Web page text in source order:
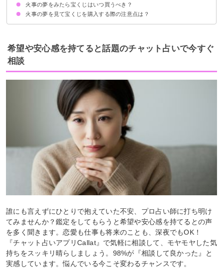
体験談①大きな家が激しく燃える夢
体験談②勢いのある炎が一軒家を燃やしている夢
火事の夢をみたら宝くじはいつ買うべき？
一般的には1週間以内に買う人が多い
当選者の83%は一週間以内に買っている
火事の夢を見て宝くじを購入する際の注意点は？
金運が下がるので夢の内容は人に話さない
希望や安心感を持てると話題のチャット占いで今すぐ
相談
誰にも言えずにひとりで抱えていた不安、プロ占い師に打ち明け
てみませんか？鑑定をしてもらうと希望や安心感を持てるとの声
を多く聞きます。恋愛も仕事も将来のことも、深夜でもOK！
『チャット占いアプリCallat』で気軽に相談して、モヤモヤした気
持ちをスッキリ晴らしましょう。98%が『相談して良かった』と
実感しています。悩んでいる今こそ変わるチャンスです。